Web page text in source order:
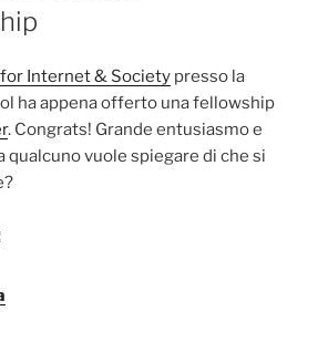
Internet & Society presso la
ha appena offerto una fellowship
. Congrats! Grande entusiasmo e
vuole spiegare di che si